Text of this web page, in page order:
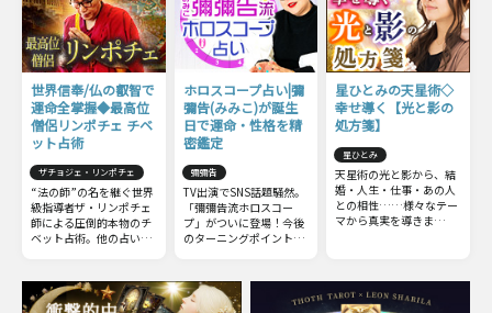
世界信奉/仏の叡智で
運命全掌握◆最高位
僧侶リンポチェ チベ
ット占術
ザチョジェ・リンポチェ
“法の師”の名を継ぐ世界
級指導者ザ・リンポチェ
師による圧倒的本物のチ
ベット占術。他の占いと
ょう。
ホロスコープ占い|彌
彌告(みみこ)が誕生
日で運命・性格を精
密鑑定
彌彌告
TV出演でSNS話題騒然。
「彌彌告流ホロスコー
プ」がついに登場！今後
のターニングポイントと
その相性についても深掘
ります。
星ひとみの天星術◇
幸せ導く【光と影の
処方箋】
星ひとみ
天星術の光と影から、結
婚・人生・仕事・あの人
との相性……様々なテー
マから真実を導きま
を手に入れましょう。